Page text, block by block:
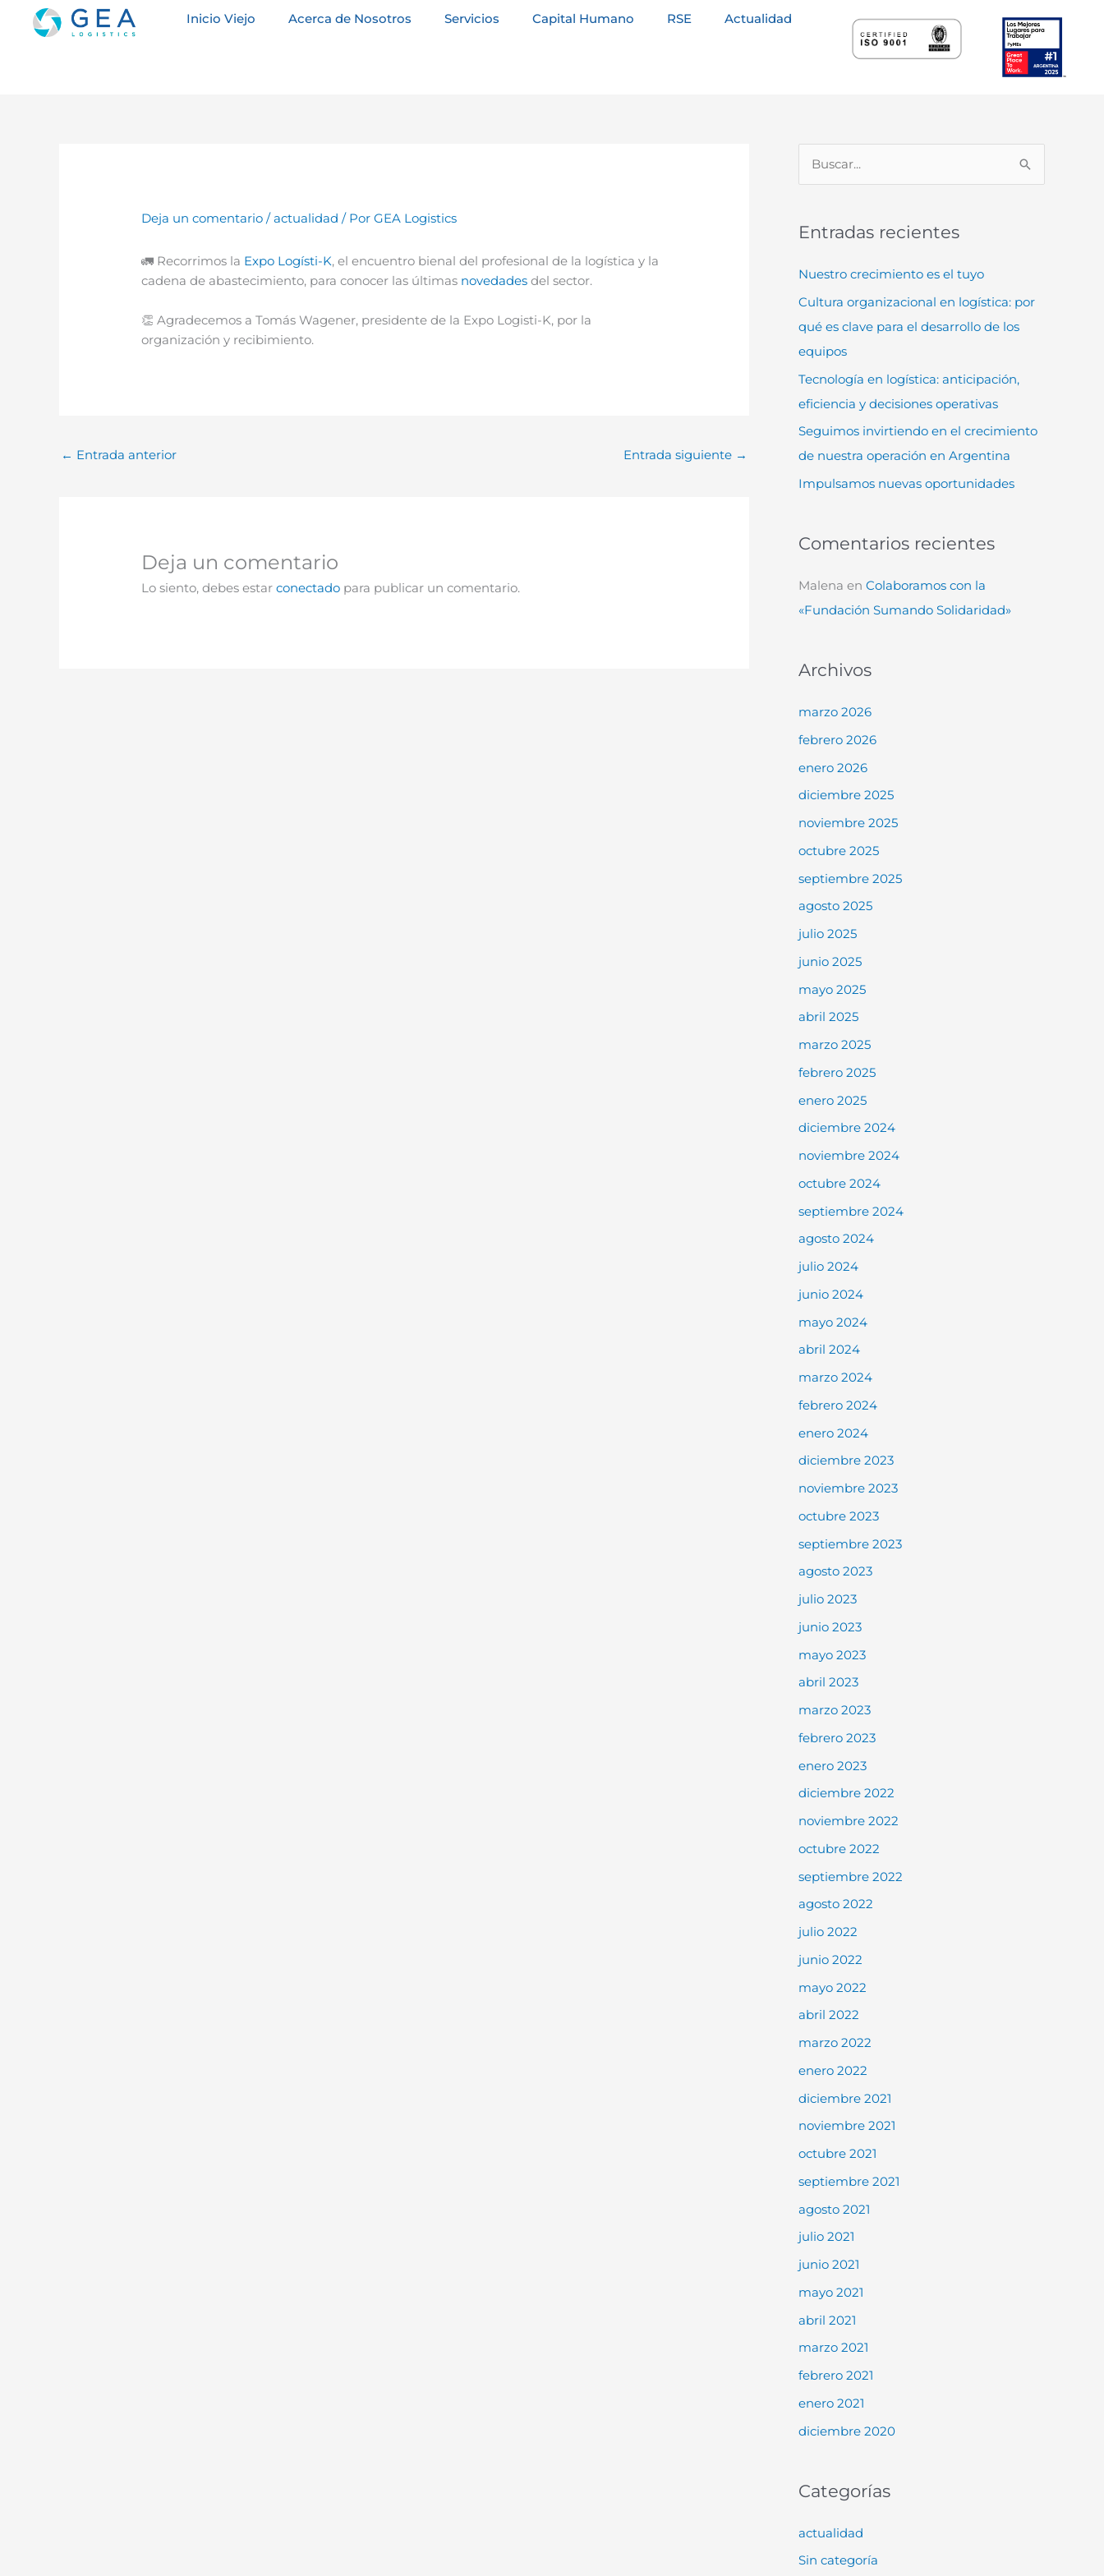
Inicio Viejo Acerca de Nosotros Servicios Capital Humano RSE Actualidad
Deja un comentario /actualidad / PorGEA Logistics
🚛 Recorrimos la Expo Logísti-K, el encuentro bienal del profesional de la logística y la
cadena de abastecimiento, para conocer las últimas novedadesdel sector.
👏 Agradecemos a Tomás Wagener, presidente de la Expo Logisti-K, por la
organización y recibimiento.
← Entrada anterior Entrada siguiente →
Deja un comentario
Lo siento, debes estarconectado para publicar un comentario.
c
a
Entradas recientes
Nuestro crecimiento es el tuyo
Cultura organizacional en logística: por
qué es clave para el desarrollo de los
equipos
Tecnología en logística: anticipación,
eficiencia y decisiones operativas
Seguimos invirtiendo en el crecimiento
de nuestra operación en Argentina
Impulsamos nuevas oportunidades
Comentarios recientes
Malena en Colaboramos con la
«Fundación Sumando Solidaridad»
Archivos
marzo 2026
febrero 2026
enero 2026
diciembre 2025
noviembre 2025
octubre 2025
septiembre 2025
agosto 2025
julio 2025
junio 2025
mayo 2025
abril 2025
marzo 2025
febrero 2025
enero 2025
diciembre 2024
noviembre 2024
octubre 2024
septiembre 2024
agosto 2024
julio 2024
junio 2024
mayo 2024
abril 2024
marzo 2024
febrero 2024
enero 2024
diciembre 2023
noviembre 2023
octubre 2023
septiembre 2023
agosto 2023
julio 2023
junio 2023
mayo 2023
abril 2023
marzo 2023
febrero 2023
enero 2023
diciembre 2022
noviembre 2022
octubre 2022
septiembre 2022
agosto 2022
julio 2022
junio 2022
mayo 2022
abril 2022
marzo 2022
enero 2022
diciembre 2021
noviembre 2021
octubre 2021
septiembre 2021
agosto 2021
julio 2021
junio 2021
mayo 2021
abril 2021
marzo 2021
febrero 2021
enero 2021
diciembre 2020
Categorías
actualidad
Sin categoría